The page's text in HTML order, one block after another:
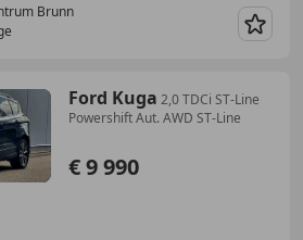
Brunn
Ford Kuga 2,0 TDCi ST-Line
Powershift Aut. AWD ST-Line
€ 9 990